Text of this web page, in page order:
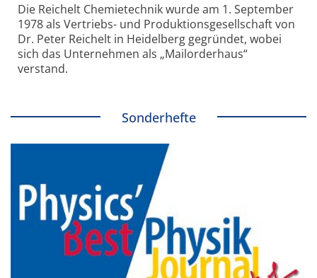
Die Reichelt Chemietechnik wurde am 1. September
1978 als Vertriebs- und Produktionsgesellschaft von
Dr. Peter Reichelt in Heidelberg gegründet, wobei
sich das Unternehmen als „Mailorderhaus“
verstand.
Sonderhefte